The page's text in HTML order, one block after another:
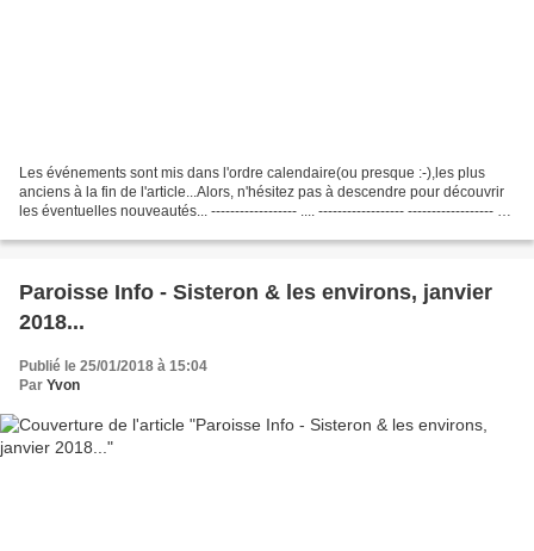
Les événements sont mis dans l'ordre calendaire(ou presque :-),les plus
anciens à la fin de l'article...Alors, n'hésitez pas à descendre pour découvrir
les éventuelles nouveautés... ------------------ .... ------------------ ------------------ Si
Paroisse Info - Sisteron & les environs, janvier
2018...
Publié le 25/01/2018 à 15:04
Par Yvon